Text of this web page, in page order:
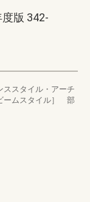
版 342-
スタイル・アーチ
ームスタイル］ 部